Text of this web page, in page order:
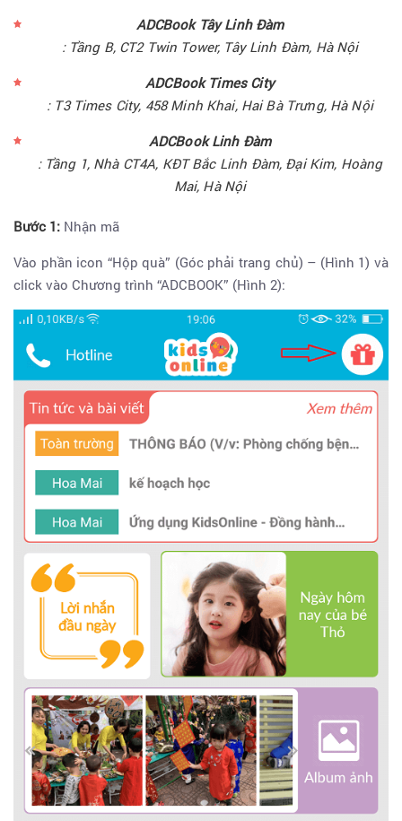
ADCBook Tây Linh Đàm
: Tầng B, CT2 Twin Tower, Tây Linh Đàm, Hà Nội
ADCBook Times City
: T3 Times City, 458 Minh Khai, Hai Bà Trưng, Hà Nội
ADCBook Linh Đàm
: Tầng 1, Nhà CT4A, KĐT Bắc Linh Đàm, Đại Kim, Hoàng
Mai, Hà Nội
Bước 1: Nhận mã
Vào phần icon “Hộp quà” (Góc phải trang chủ) – (Hình 1) và
click vào Chương trình “ADCBOOK” (Hình 2):